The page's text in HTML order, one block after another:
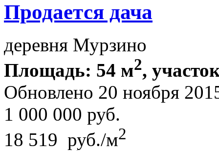
Продается дача
деревня Мурзино
Площадь: 54 м2,
Обновлено 20 ноября
1 000 000 руб.
18 519 руб./м2